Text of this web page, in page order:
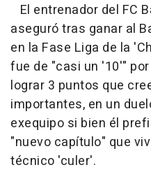
El entrenador del FC
aseguró tras ganar al
en la Fase Liga de la
fue de "casi un '10'"
lograr 3 puntos que
importantes, en un
exequipo si bien él
"nuevo capítulo" que
técnico 'culer'.